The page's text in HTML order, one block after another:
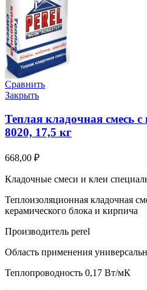
Сравнить
Закрыть
Теплая кладочная смесь
8020, 17,5 кг
668,00 ₽
Кладочные смеси и клеи
Теплоизоляционная кладочная
керамического блока и кирпича
Производитель perel
Область применения
Теплопроводность 0,17 Вт/мК